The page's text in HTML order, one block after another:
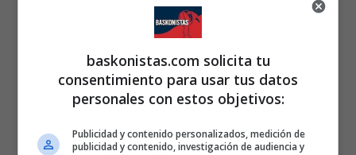
Posted
Rubén Gazapo Ramos
Cuenta atrás para celebrar el 20
baskonistas.com solicita tu
consentimiento para usar tus datos
personales con estos objetivos:
Publicidad y contenido personalizados, medición de
publicidad y contenido, investigación de audiencia y